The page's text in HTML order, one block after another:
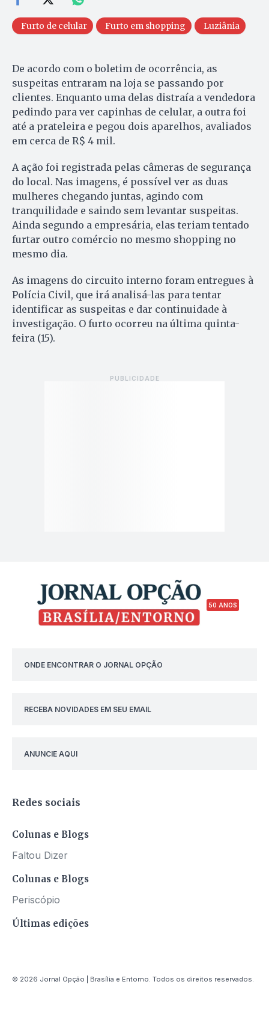
Furto de celular Furto em shopping Luziânia
De acordo com o boletim de ocorrência, as
suspeitas entraram na loja se passando por
clientes. Enquanto uma delas distraía a vendedora
pedindo para ver capinhas de celular, a outra foi
até a prateleira e pegou dois aparelhos, avaliados
em cerca de R$ 4 mil.
A ação foi registrada pelas câmeras de segurança
do local. Nas imagens, é possível ver as duas
mulheres chegando juntas, agindo com
tranquilidade e saindo sem levantar suspeitas.
Ainda segundo a empresária, elas teriam tentado
furtar outro comércio no mesmo shopping no
mesmo dia.
As imagens do circuito interno foram entregues à
Polícia Civil, que irá analisá-las para tentar
identificar as suspeitas e dar continuidade à
investigação. O furto ocorreu na última quinta-
feira (15).
50 ANOS
ONDE ENCONTRAR O JORNAL OPÇÃO
RECEBA NOVIDADES EM SEU EMAIL
ANUNCIE AQUI
Redes sociais
Colunas e Blogs
Faltou Dizer
Colunas e Blogs
Periscópio
Últimas edições
© 2026 Jornal Opção | Brasília e Entorno. Todos os direitos reservados.